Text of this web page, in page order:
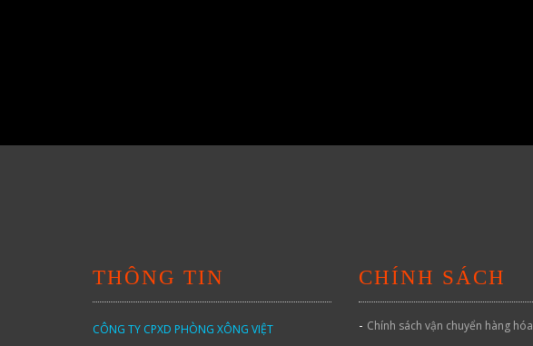
THÔNG TIN
CÔNG TY CPXD PHÒNG XÔNG VIỆT
CHÍNH SÁCH
- Chính sách vận chuyển hàng hóa